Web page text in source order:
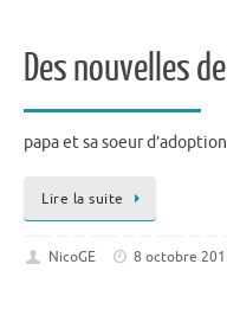
Des nouvelles
papa et sa soeur
Lire la suite
NicoGE 8 octobre